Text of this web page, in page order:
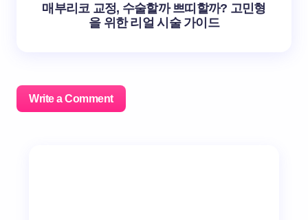
매부리코 교정, 수술할까 쁘띠할까? 고민형
을 위한 리얼 시술 가이드
Write a Comment